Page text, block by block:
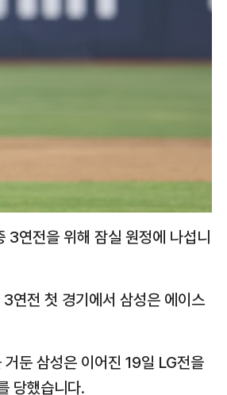
3연전을 위해 잠실 원정에 나섭니
전 첫 경기에서 삼성은 에이스
둔 삼성은 이어진 19일 LG전을
당했습니다.